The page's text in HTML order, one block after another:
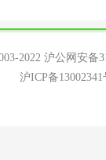
2022 沪公网安备
沪ICP备13002341